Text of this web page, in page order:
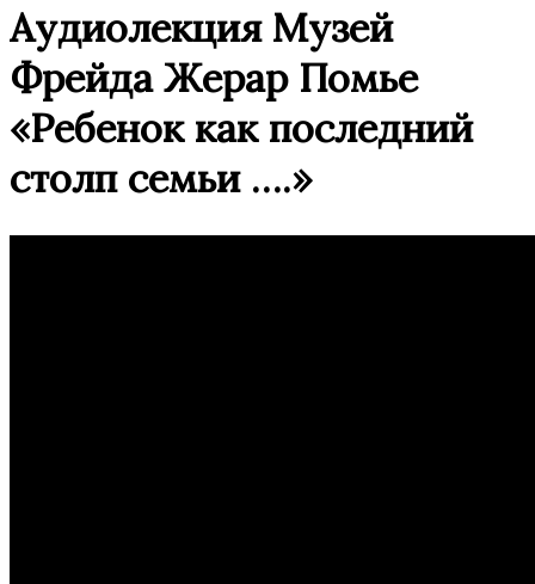
Аудиолекция Музей
Фрейда Жерар Помье
«Ребенок как последний
столп семьи ….»